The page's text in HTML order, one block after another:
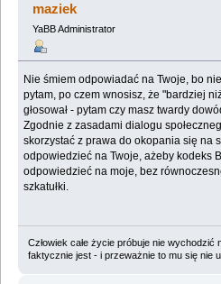
maziek
YaBB Administrator
Nie śmiem odpowiadać na Twoje, bo
pytam, po czem wnosisz, że "bardziej
głosował - pytam czy masz twardy
Zgodnie z zasadami dialogu
skorzystać z prawa do okopania się na
odpowiedzieć na Twoje, ażeby kodeks
odpowiedzieć na moje, bez
szkatułki.
Człowiek całe życie próbuje nie wychodzić
faktycznie jest - i przeważnie to mu się nie